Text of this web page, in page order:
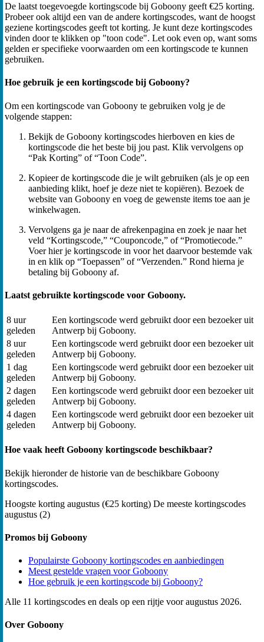
De laatst toegevoegde kortingscode bij Goboony geeft €25 korting.
Probeer ook altijd een van de andere kortingscodes, want de hoogst
geziene kortingscodes geeft tot korting. Je kunt deze kortingscodes
vinden door te klikken op "toon code". Let ook even op, want soms
gelden er specifieke voorwaarden om een kortingscode te kunnen
gebruiken.
Hoe gebruik je een kortingscode bij Goboony?
Om een kortingscode van Goboony te gebruiken volg je de
volgende stappen:
Bekijk de Goboony kortingscodes hierboven en kies de
kortingscode die het beste bij jou past. Klik vervolgens op
“Pak Korting” of “Toon Code”.
Kopieer de kortingscode die je wilt gebruiken (als je op een
aanbieding klikt, hoef je deze niet te kopiëren). Bezoek de
website van Goboony en voeg de gewenste items toe aan je
winkelwagen.
Vervolgens ga je naar de afrekenpagina en zoek je naar het
veld “Kortingscode,” “Couponcode,” of “Promotiecode.”
Voer hier je kortingscode in voor het daarvoor bestemde vak
in en klik op “Toepassen” of “Verzenden.” Rond hierna je
betaling bij Goboony af.
Laatst gebruikte kortingscode voor Goboony.
8 uur
geleden
Een kortingscode werd gebruikt door een bezoeker uit
Antwerp bij Goboony.
8 uur
geleden
Een kortingscode werd gebruikt door een bezoeker uit
Antwerp bij Goboony.
1 dag
geleden
Een kortingscode werd gebruikt door een bezoeker uit
Antwerp bij Goboony.
2 dagen
geleden
Een kortingscode werd gebruikt door een bezoeker uit
Antwerp bij Goboony.
4 dagen
geleden
Een kortingscode werd gebruikt door een bezoeker uit
Antwerp bij Goboony.
Hoe vaak heeft Goboony kortingscode beschikbaar?
Bekijk hieronder de historie van de beschikbare Goboony
kortingscodes.
Hoogste korting augustus (€25 korting) De meeste kortingscodes
augustus (2)
Promos bij Goboony
Populairste Goboony kortingscodes en aanbiedingen
Meest gestelde vragen voor Goboony
Hoe gebruik je een kortingscode bij Goboony?
Alle 11 kortingscodes en deals op een rijtje voor augustus 2026.
Over Goboony